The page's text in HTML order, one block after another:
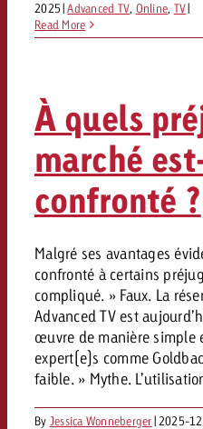
2025|Advanced TV, Online, TV|
Read More
À quels
marché
confronté ?
Malgré ses avantages
confronté à certains
compliqué. » Faux. La
Advanced TV est
œuvre de manière simple
expert(e)s comme
faible. » Mythe.
By Jessica Wonneberger| 2025-